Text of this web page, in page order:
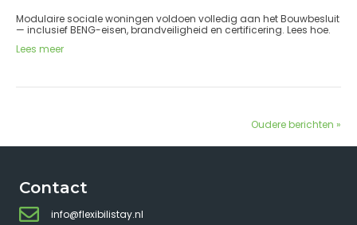
Modulaire sociale woningen voldoen volledig aan het Bouwbesluit
— inclusief BENG-eisen, brandveiligheid en certificering. Lees hoe.
Lees meer
Oudere berichten »
Contact
info@flexibilistay.nl